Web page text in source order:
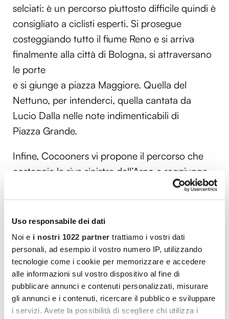
Uso responsabile dei dati
Noi e i nostri 1022 partner trattiamo i vostri dati
personali, ad esempio il vostro numero IP, utilizzando
tecnologie come i cookie per memorizzare e accedere
alle informazioni sul vostro dispositivo al fine di
pubblicare annunci e contenuti personalizzati, misurare
gli annunci e i contenuti, ricercare il pubblico e sviluppare
i servizi. Avete la possibilità di scegliere chi utilizza i
selciati: è un percorso piuttosto difficile quindi è
consigliato a ciclisti esperti. Si prosegue
costeggiando tutto il fiume Reno e si arriva
finalmente alla città di Bologna, si attraversano
le porte
e si giunge a piazza Maggiore. Quella del
Nettuno, per intenderci, quella cantata da
Lucio Dalla nelle note indimenticabili di
Piazza Grande.
Infine, Cocooners vi propone il percorso che
costeggia la riva sinistra dell’Arno e raggiunge
le colline del Chianti, in cui assaggiare il noto
vino nelle cantine locali della Chiantigiana e
visitare i paesi di ponte a Nicchieri e Grassina.
Roma caput mundi: tutti i migliori
percorsi ciclistici
Dove si può andare in bici a Roma, la città
eterna che tutti ci invidiano? Dopo aver parlato
dell’Italia settentrionale, ora si scende più a sud